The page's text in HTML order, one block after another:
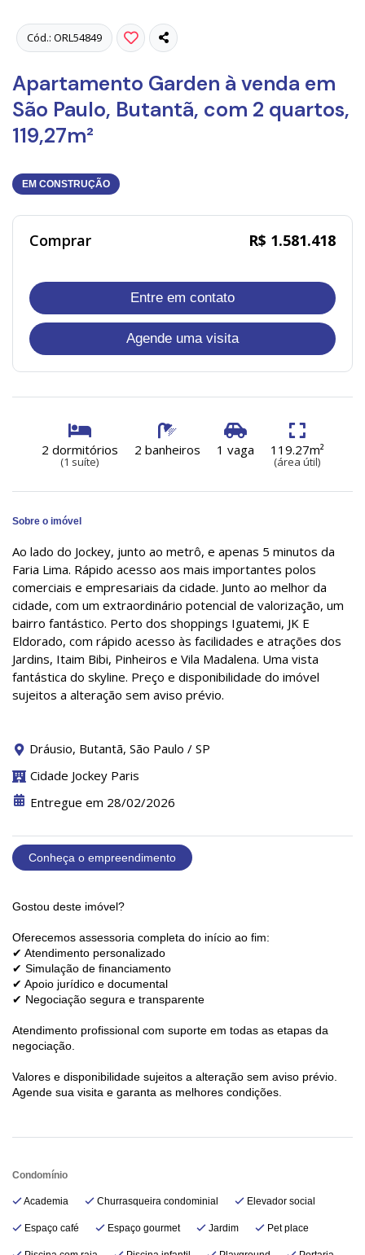
Cód.: ORL54849
Apartamento Garden à venda em
São Paulo, Butantã, com 2 quartos,
119,27m²
EM CONSTRUÇÃO
Comprar R$ 1.581.418
Entre em contato
Agende uma visita
2 dormitórios
(1 suíte)
2 banheiros 1 vaga 119.27m²
(área útil)
Sobre o imóvel
Ao lado do Jockey, junto ao metrô, e apenas 5 minutos da
Faria Lima. Rápido acesso aos mais importantes polos
comerciais e empresariais da cidade. Junto ao melhor da
cidade, com um extraordinário potencial de valorização, um
bairro fantástico. Perto dos shoppings Iguatemi, JK E
Eldorado, com rápido acesso às facilidades e atrações dos
Jardins, Itaim Bibi, Pinheiros e Vila Madalena. Uma vista
fantástica do skyline. Preço e disponibilidade do imóvel
sujeitos a alteração sem aviso prévio.
Dráusio, Butantã, São Paulo / SP
Cidade Jockey Paris
Entregue em 28/02/2026
Conheça o empreendimento
Gostou deste imóvel?
Oferecemos assessoria completa do início ao fim:
✔ Atendimento personalizado
✔ Simulação de financiamento
✔ Apoio jurídico e documental
✔ Negociação segura e transparente
Atendimento profissional com suporte em todas as etapas da
negociação.
Valores e disponibilidade sujeitos a alteração sem aviso prévio.
Agende sua visita e garanta as melhores condições.
Condomínio
Academia Churrasqueira condominial Elevador social
Espaço café Espaço gourmet Jardim Pet place